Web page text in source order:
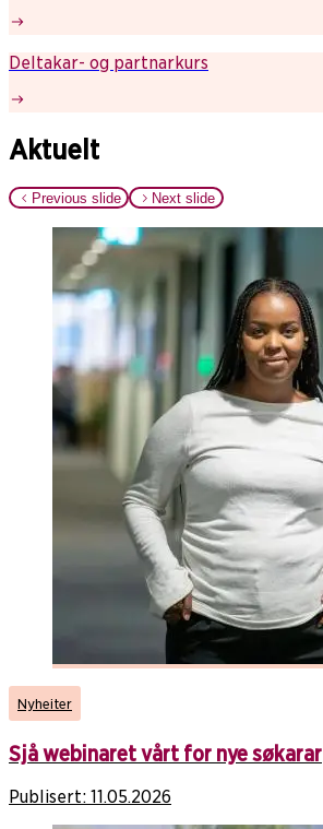
Deltakar- og partnarkurs
Aktuelt
Previous slide Next slide
Nyheiter
Sjå webinaret vårt for nye søkarar
Publisert: 11.05.2026